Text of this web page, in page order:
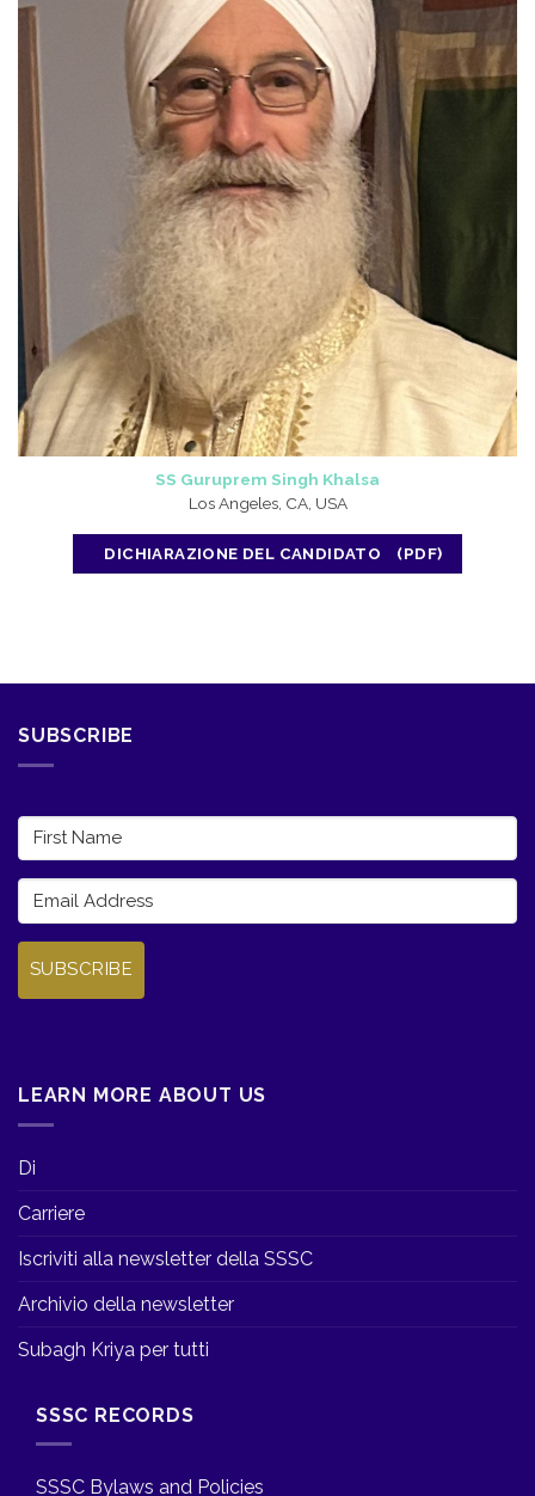
SS Guruprem Singh Khalsa
Los Angeles, CA, USA
DICHIARAZIONE DEL CANDIDATO
SUBSCRIBE
SUBSCRIBE
LEARN MORE ABOUT US
Di
Carriere
Iscriviti alla newsletter della SSSC
Archivio della newsletter
Subagh Kriya per tutti
SSSC RECORDS
SSSC Bylaws and Policies